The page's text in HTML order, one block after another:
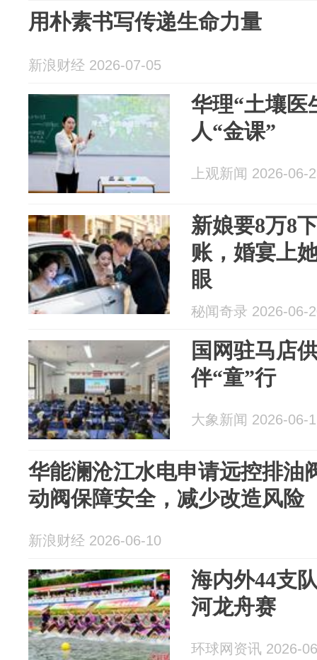
用朴素书写传递生命力量
新浪财经 2026-07-05
华理“土壤医
人“金课”
上观新闻 2026-06-
新娘要8万8
账，婚宴上
眼
秘闻奇录 2026-06-
国网驻马店
伴“童”行
大象新闻 2026-06-
华能澜沧江水电申请远控排油
动阀保障安全，减少改造风险
新浪财经 2026-06-10
海内外44支
河龙舟赛
环球网资讯 2026-